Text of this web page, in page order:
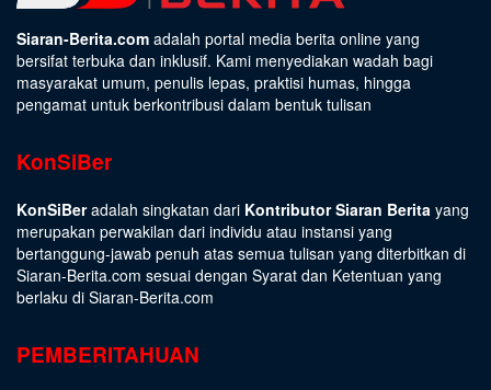
Siaran-Berita.com adalah portal media berita online yang
bersifat terbuka dan inklusif. Kami menyediakan wadah bagi
masyarakat umum, penulis lepas, praktisi humas, hingga
pengamat untuk berkontribusi dalam bentuk tulisan
KonSiBer
KonSiBeradalah singkatan dari Kontributor Siaran Berita yang
merupakan perwakilan dari individu atau instansi yang
bertanggung-jawab penuh atas semua tulisan yang diterbitkan di
Siaran-Berita.com sesuai dengan Syarat dan Ketentuan yang
berlaku di Siaran-Berita.com
PEMBERITAHUAN